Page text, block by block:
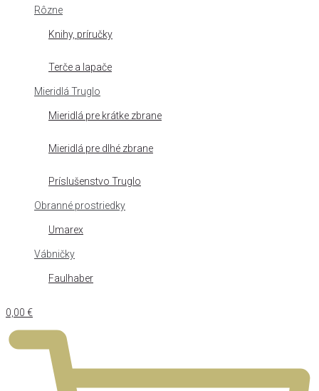
Rôzne
Knihy, príručky
Terče a lapače
Mieridlá Truglo
Mieridlá pre krátke zbrane
Mieridlá pre dlhé zbrane
Príslušenstvo Truglo
Obranné prostriedky
Umarex
Vábničky
Faulhaber
0,00 €